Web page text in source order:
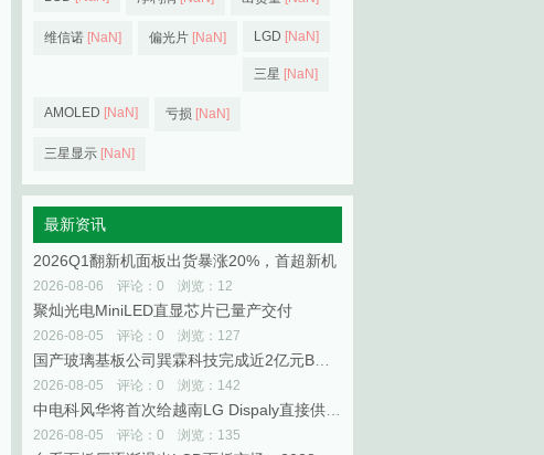
维信诺 [NaN] 偏光片 [NaN] LGD [NaN]
三星 [NaN]
AMOLED [NaN] 亏损 [NaN]
三星显示 [NaN]
最新资讯
2026Q1翻新机面板出货暴涨20%，首超新机
2026-08-06 评论：0 浏览：12
聚灿光电MiniLED直显芯片已量产交付
2026-08-05 评论：0 浏览：127
2026-08-05 评论：0 浏览：142
2026-08-05 评论：0 浏览：135